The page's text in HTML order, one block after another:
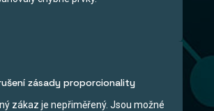
zásady proporcionality
zákaz je nepřiměřený. Jsou možné